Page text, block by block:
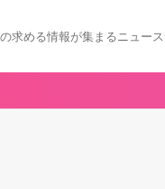
求める情報が集まるニュース